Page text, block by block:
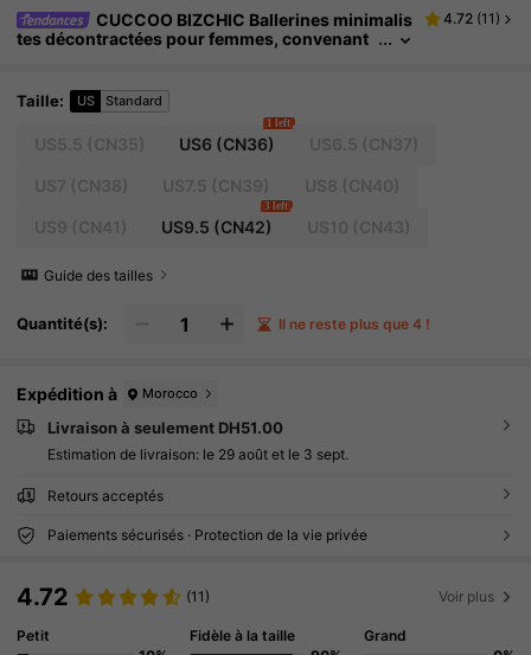
CUCCOO BIZCHIC Ballerines minimalis
tes décontractées pour femmes, convenant
4.72 (11 )
Taille: US Standard
US6 (CN36)
1 left
US9.5 (CN42)
3 left
Guide des tailles
Quantité(s): Il ne reste plus que 4 !
Expédition à Morocco
Livraison à seulement DH51.00
Estimation de livraison: le 29 août et le 3 sept.
Retours acceptés
Paiements sécurisés · Protection de la vie privée
4.72 (11) Voir plus
Petit
Fidèle à la taille
Grand